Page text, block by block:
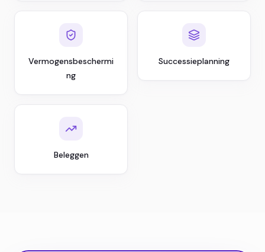
Vermogensbeschermi
ng
Successieplanning
Beleggen